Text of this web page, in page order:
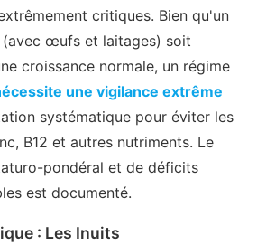
critiques. Bien qu'un
(avec œufs et laitages) soit
croissance normale, un régime
une vigilance extrême
systématique pour éviter les
B12 et autres nutriments. Le
pondéral et de déficits
est documenté.
: Les Inuits